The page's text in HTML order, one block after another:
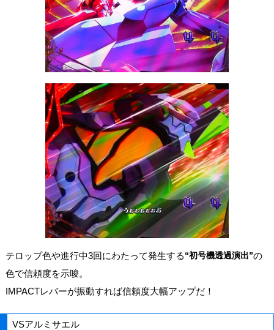
テロップ色や進行中3回にわたって発生する“初号機透過演出”の
色で信頼度を示唆。
IMPACTレバーが振動すれば信頼度大幅アップだ！
VSアルミサエル